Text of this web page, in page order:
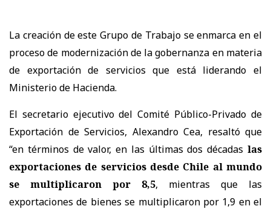
La creación de este Grupo de Trabajo se enmarca en el
proceso de modernización de la gobernanza en materia
de exportación de servicios que está liderando el
Ministerio de Hacienda.
El secretario ejecutivo del Comité Público-Privado de
Exportación de Servicios, Alexandro Cea, resaltó que
“en términos de valor, en las últimas dos décadas las
exportaciones de servicios desde Chile al mundo
se multiplicaron por 8,5, mientras que las
exportaciones de bienes se multiplicaron por 1,9 en el